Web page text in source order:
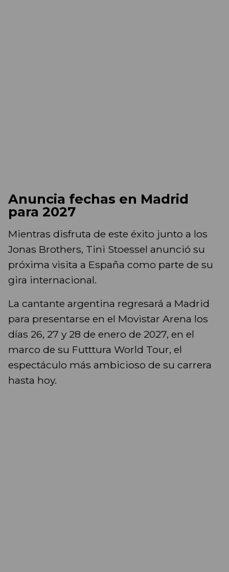
Anuncia fechas en Madrid
para 2027
Mientras disfruta de este éxito junto a los
Jonas Brothers, Tini Stoessel anunció su
próxima visita a España como parte de su
gira internacional.
La cantante argentina regresará a Madrid
para presentarse en el Movistar Arena los
días 26, 27 y 28 de enero de 2027, en el
marco de su Futttura World Tour, el
espectáculo más ambicioso de su carrera
hasta hoy.